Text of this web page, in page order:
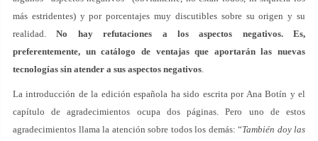
más estridentes) y por porcentajes muy discutibles sobre su origen y su
realidad.No hay refutaciones a los aspectos negativos. Es,
preferentemente, un catálogo de ventajas que aportarán las nuevas
tecnologías sin atender a sus aspectos negativos.
La introducción de la edición española ha sido escrita por Ana Botín y el
capítulo de agradecimientos ocupa dos páginas. Pero uno de estos
agradecimientos llama la atención sobre todos los demás: “También doy las